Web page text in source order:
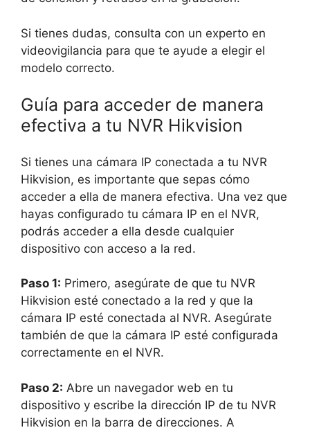
Si tienes dudas, consulta con un experto en
videovigilancia para que te ayude a elegir el
modelo correcto.
Guía para acceder de manera
efectiva a tu NVR Hikvision
Si tienes una cámara IP conectada a tu NVR
Hikvision, es importante que sepas cómo
acceder a ella de manera efectiva. Una vez que
hayas configurado tu cámara IP en el NVR,
podrás acceder a ella desde cualquier
dispositivo con acceso a la red.
Paso 1: Primero, asegúrate de que tu NVR
Hikvision esté conectado a la red y que la
cámara IP esté conectada al NVR. Asegúrate
también de que la cámara IP esté configurada
correctamente en el NVR.
Paso 2: Abre un navegador web en tu
dispositivo y escribe la dirección IP de tu NVR
Hikvision en la barra de direcciones. A